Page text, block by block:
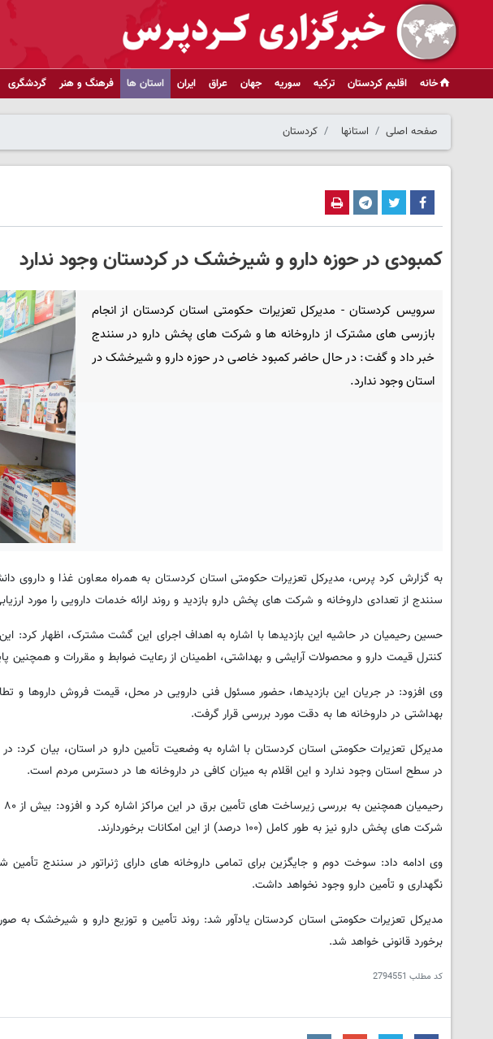
خانه اقلیم کردستان ترکیه سوریه جهان عراق ایران استان ها فرهنگ و هنر گردشگری
صفحه اصلی استانها کردستان
کمبودی در حوزه دارو و شیرخشک در کردستان وجود ندارد
سرویس کردستان - مدیرکل تعزیرات حکومتی استان کردستان از انجام
بازرسی های مشترک از داروخانه ها و شرکت های پخش دارو در سنندج
خبر داد و گفت: در حال حاضر کمبود خاصی در حوزه دارو و شیرخشک در
استان وجود ندارد.
به گزارش کرد پرس، مدیرکل تعزیرات حکومتی استان کردستان به همراه معاون غذا و داروی
سنندج از تعدادی داروخانه و شرکت های پخش دارو بازدید و روند ارائه خدمات دارویی را مورد
حسین رحیمیان در حاشیه این بازدیدها با اشاره به اهداف اجرای این گشت مشترک، اظهار کرد:
کنترل قیمت دارو و محصولات آرایشی و بهداشتی، اطمینان از رعایت ضوابط و مقررات و همچنین
وی افزود: در جریان این بازدیدها، حضور مسئول فنی دارویی در محل، قیمت فروش داروها و
بهداشتی در داروخانه ها به دقت مورد بررسی قرار گرفت.
مدیرکل تعزیرات حکومتی استان کردستان با اشاره به وضعیت تأمین دارو در استان، بیان
در سطح استان وجود ندارد و این اقلام به میزان کافی در داروخانه ها در دسترس مردم است.
شرکت های پخش دارو نیز به طور کامل (۱۰۰ درصد) از این امکانات برخوردارند.
وی ادامه داد: سوخت دوم و جایگزین برای تمامی داروخانه های دارای ژنراتور در سنندج
نگهداری و تأمین دارو وجود نخواهد داشت.
مدیرکل تعزیرات حکومتی استان کردستان یادآور شد: روند تأمین و توزیع دارو و شیرخشک به
برخورد قانونی خواهد شد.
کد مطلب 2794551